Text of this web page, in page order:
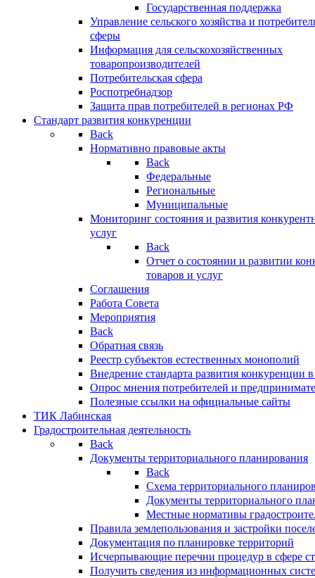
Государственная поддержка
Управление сельского хозяйства и
сферы
Информация для сельскохозяйственных
товаропроизводителей
Потребительская сфера
Роспотребнадзор
Защита прав потребителей в регионах РФ
Стандарт развития конкуренции
Back
Нормативно правовые акты
Back
Федеральные
Региональные
Муниципальные
Мониторинг состояния и развития
услуг
Back
Отчет о состоянии и развитии
товаров и услуг
Соглашения
Работа Совета
Мероприятия
Back
Обратная связь
Реестр субъектов естественных монополий
Внедрение стандарта развития конкуренции
Опрос мнения потребителей и
Полезные ссылки на официальные сайты
ТИК Лабинская
Градостроительная деятельность
Back
Документы территориального планирования
Back
Схема территориального
Документы территориального
Местные нормативы
Правила землепользования и застройки
Документация по планировке территорий
Исчерпывающие перечни процедур в сфере
Получить сведения из информационных